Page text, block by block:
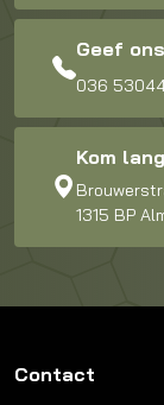
Geef
036
Kom
1315 BP
Contact